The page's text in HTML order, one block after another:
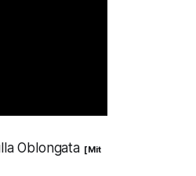
Oblongata [ Mit